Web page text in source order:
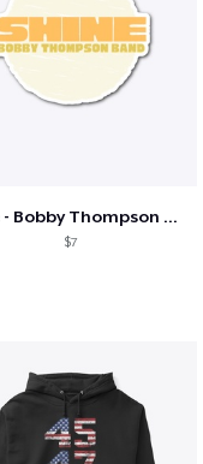
Shine - Bobby Thompson Band Merch
$7